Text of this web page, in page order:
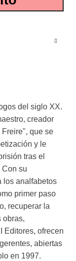
no antes o
una marcada
“es un
en estas
en el
los vínculos
el
derecho a
satisfecho
y las
la historia y la
sociedad
la
su vigencia.
del siglo XX.
creador
que se
y le
tras el
su
los analfabetos
primer paso
recuperar la
obras,
Editores, ofrecen
abiertas
en 1997.